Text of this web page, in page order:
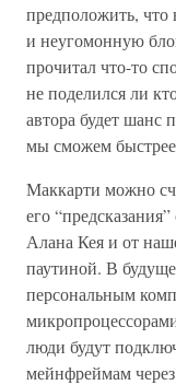
предположить,
и неугомонную
прочитал что-то
не поделился ли
автора будет шанс
мы сможем быстрее
Маккарти можно
его
Алана Кея и от
паутиной. В
персональным
люди будут
мейнфреймам